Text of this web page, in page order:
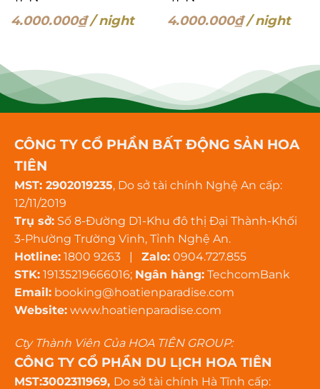
4.000.000₫/ night
4.000.000₫/ night
CÔNG TY CỔ PHẦN BẤT ĐỘNG SẢN HOA
TIÊN
MST: 2902019235, Do sở tài chính Nghệ An cấp:
12/11/2019
Trụ sở: Số 8-Đường D1-Khu đô thị Đại Thành-Khối
3-Phường Trường Vinh, Tỉnh Nghệ An.
Hotline: 1800 9263 | Zalo: 0904.727.855
STK: 19135219666016; Ngân hàng: TechcomBank
Email: booking@hoatienparadise.com
Website: www.hoatienparadise.com
Cty Thành Viên Của HOA TIÊN GROUP:
CÔNG TY CỔ PHẦN DU LỊCH HOA TIÊN
MST:3002311969, Do sở tài chính Hà Tĩnh cấp: